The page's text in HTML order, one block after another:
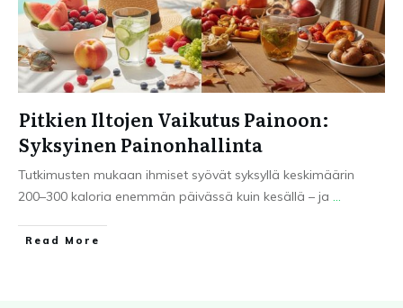
Pitkien Iltojen Vaikutus Painoon:
Syksyinen Painonhallinta
Tutkimusten mukaan ihmiset syövät syksyllä keskimäärin
200–300 kaloria enemmän päivässä kuin kesällä – ja ...
Read More